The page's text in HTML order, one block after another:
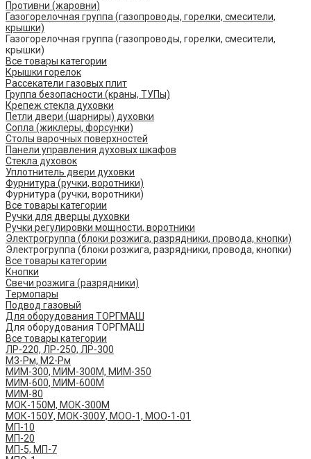
Противни (жаровни)
Газогорелочная группа (газопроводы, горелки, смесители,
крышки)
Газогорелочная группа (газопроводы, горелки, смесители,
крышки)
Все товары категории
Крышки горелок
Рассекатели газовых плит
Группа безопасности (краны, ТУПы)
Крепеж стекла духовки
Петли двери (шарниры) духовки
Сопла (жиклеры, форсунки)
Столы варочных поверхностей
Панели управления духовых шкафов
Стекла духовок
Уплотнитель двери духовки
Фурнитура (ручки, воротники)
Фурнитура (ручки, воротники)
Все товары категории
Ручки для дверцы духовки
Ручки регулировки мощности, воротники
Электрогруппа (блоки розжига, разрядники, провода, кнопки)
Электрогруппа (блоки розжига, разрядники, провода, кнопки)
Все товары категории
Кнопки
Свечи розжига (разрядники)
Термопары
Подвод газовый
Для оборудования ТОРГМАШ
Для оборудования ТОРГМАШ
Все товары категории
ЛР-220, ЛР-250, ЛР-300
М3-Рм, М2-Рм
МИМ-300, МИМ-300М, МИМ-350
МИМ-600, МИМ-600М
МИМ-80
МОК-150М, МОК-300М
МОК-150У, МОК-300У, МОО-1, МОО-1-01
МП-10
МП-20
МП-5, МП-7